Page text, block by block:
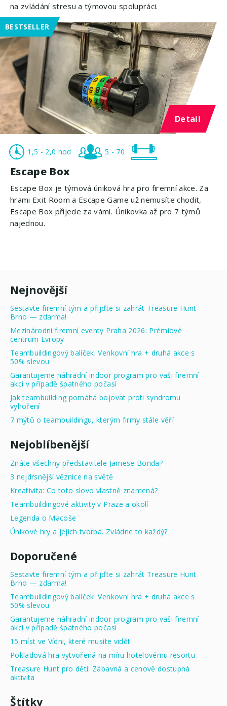
na zvládání stresu a týmovou spolupráci.
BESTSELLER
Detail
1,5 - 2,0 hod 5 - 70
Escape Box
Escape Box je týmová úniková hra pro firemní akce. Za
hrami Exit Room a Escape Game už nemusíte chodit,
Escape Box přijede za vámi. Únikovka až pro 7 týmů
najednou.
Nejnovější
Sestavte firemní tým a přijďte si zahrát Treasure Hunt
Brno — zdarma!
Mezinárodní firemní eventy Praha 2026: Prémiové
centrum Evropy
Teambuildingový balíček: Venkovní hra + druhá akce s
50% slevou
Garantujeme náhradní indoor program pro vaši firemní
akci v případě špatného počasí
Jak teambuilding pomáhá bojovat proti syndromu
vyhoření
7 mýtů o teambuildingu, kterým firmy stále věří
Nejoblíbenější
Znáte všechny představitele Jamese Bonda?
3 nejdrsnější věznice na světě
Kreativita: Co toto slovo vlastně znamená?
Teambuildingové aktivity v Praze a okolí
Legenda o Macoše
Únikové hry a jejich tvorba. Zvládne to každý?
Doporučené
Sestavte firemní tým a přijďte si zahrát Treasure Hunt
Brno — zdarma!
Teambuildingový balíček: Venkovní hra + druhá akce s
50% slevou
Garantujeme náhradní indoor program pro vaši firemní
akci v případě špatného počasí
15 míst ve Vídni, které musíte vidět
Pokladová hra vytvořená na míru hotelovému resortu
Treasure Hunt pro děti: Zábavná a cenově dostupná
aktivita
Štítky